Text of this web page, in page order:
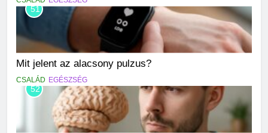
51
Mit jelent az alacsony pulzus?
CSALÁD EGÉSZSÉG
52